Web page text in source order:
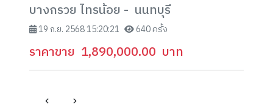
บางกรวย ไทรน้อย - นนทบุรี
19 ก.ย. 2568 15:20:21 640 ครั้ง
ราคาขาย 1,890,000.00 บาท